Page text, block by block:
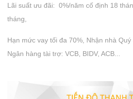
Lãi suất ưu đãi: 0%/năm cố định 18
tháng,
Hạn mức vay tối đa 70%, Nhận nhà
Ngân hàng tài trợ: VCB, BIDV, ACB...